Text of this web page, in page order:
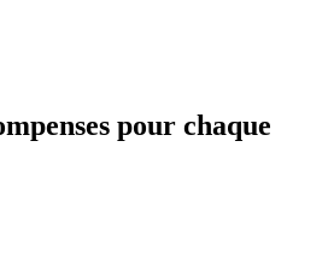
pour chaque